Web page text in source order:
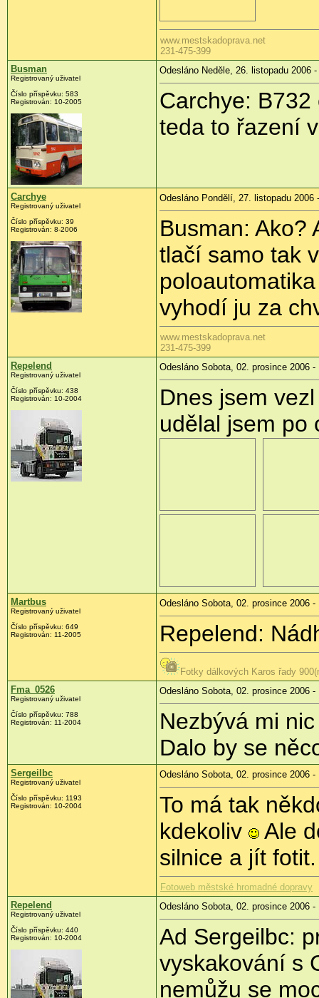
www.mestskadoprava.net
231-475-399
Busman
Registrovaný uživatel
Číslo příspěvku: 583
Registrován: 10-2005
Odesláno Neděle, 26. listopadu 2006 -
Carchye:
teda to řazení
Carchye
Registrovaný uživatel
Číslo příspěvku: 39
Registrován: 8-2006
Odesláno Pondělí, 27. listopadu 2006
Busman: Ako?
tlačí samo tak
vyhodí ju za
www.mestskadoprava.net
231-475-399
Repelend
Registrovaný uživatel
Číslo příspěvku: 438
Registrován: 10-2004
Odesláno Sobota, 02. prosince 2006 -
Dnes jsem
udělal jsem po
Martbus
Registrovaný uživatel
Číslo příspěvku: 649
Registrován: 11-2005
Odesláno Sobota, 02. prosince 2006 -
Repelend:
Fotky dálkových Karos řady
Fma_0526
Registrovaný uživatel
Číslo příspěvku: 788
Registrován: 11-2004
Odesláno Sobota, 02. prosince 2006 -
Nezbývá mi
Dalo by se
Sergeilbc
Registrovaný uživatel
Číslo příspěvku: 1193
Registrován: 10-2004
Odesláno Sobota, 02. prosince 2006 -
To má tak
kdekoliv
Ale
silnice a jít
Fotoweb městské hromadné dopravy
Repelend
Registrovaný uživatel
Číslo příspěvku: 440
Registrován: 10-2004
Odesláno Sobota, 02. prosince 2006 -
Ad Sergeilbc:
vyskakování s
nemůžu se